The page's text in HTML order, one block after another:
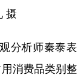
摄
分析师秦泰表
消费品类别整